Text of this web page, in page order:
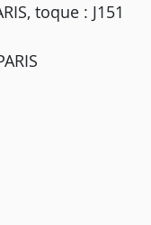
toque : J151